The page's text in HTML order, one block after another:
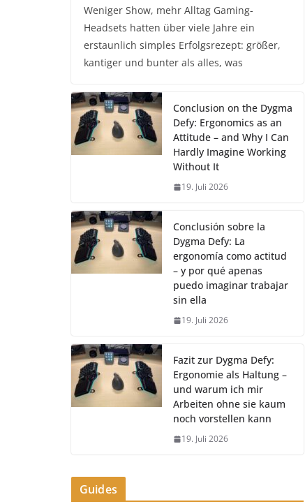
Weniger Show, mehr Alltag Gaming-
Headsets hatten über viele Jahre ein
erstaunlich simples Erfolgsrezept: größer,
kantiger und bunter als alles, was
Conclusion on the Dygma
Defy: Ergonomics as an
Attitude – and Why I Can
Hardly Imagine Working
Without It
19. Juli 2026
Conclusión sobre la
Dygma Defy: La
ergonomía como actitud
– y por qué apenas
puedo imaginar trabajar
sin ella
19. Juli 2026
Fazit zur Dygma Defy:
Ergonomie als Haltung –
und warum ich mir
Arbeiten ohne sie kaum
noch vorstellen kann
19. Juli 2026
Guides